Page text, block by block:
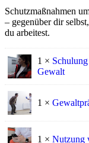
Schutzmaßnahmen
– gegenüber dir
du arbeitest.
1 ×
Gewalt
1 ×
1 × Nutzung